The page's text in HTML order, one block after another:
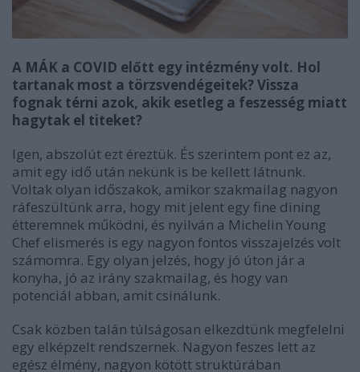
A MÁK a COVID előtt egy intézmény volt. Hol
tartanak most a törzsvendégeitek? Vissza
fognak térni azok, akik esetleg a feszesség miatt
hagytak el titeket?
Igen, abszolút ezt éreztük. És szerintem pont ez az,
amit egy idő után nekünk is be kellett látnunk.
Voltak olyan időszakok, amikor szakmailag nagyon
ráfeszültünk arra, hogy mit jelent egy fine dining
étteremnek működni, és nyilván a Michelin Young
Chef elismerés is egy nagyon fontos visszajelzés volt
számomra. Egy olyan jelzés, hogy jó úton jár a
konyha, jó az irány szakmailag, és hogy van
potenciál abban, amit csinálunk.
Csak közben talán túlságosan elkezdtünk megfelelni
egy elképzelt rendszernek. Nagyon feszes lett az
egész élmény, nagyon kötött struktúrában